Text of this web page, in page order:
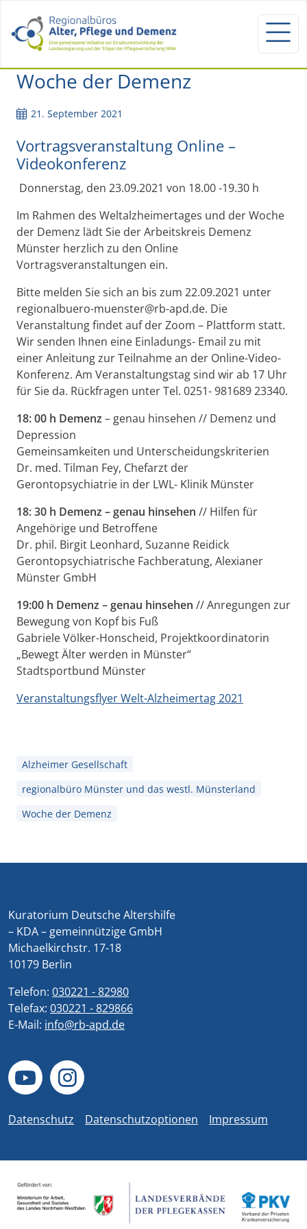
Woche der Demenz
21. September 2021
Vortragsveranstaltung Online –
Videokonferenz
Donnerstag, den 23.09.2021 von 18.00 -19.30 h
Im Rahmen des Weltalzheimertages und der Woche
der Demenz lädt Sie der Arbeitskreis Demenz
Münster herzlich zu den Online
Vortragsveranstaltungen ein.
Bitte melden Sie sich an bis zum 22.09.2021 unter
regionalbuero-muenster@rb-apd.de. Die
Veranstaltung findet auf der Zoom – Plattform statt.
Wir senden Ihnen eine Einladungs- Email zu mit
einer Anleitung zur Teilnahme an der Online-Video-
Konferenz. Am Veranstaltungstag sind wir ab 17 Uhr
für Sie da. Rückfragen unter Tel. 0251- 981689 23340.
18: 00 h Demenz – genau hinsehen // Demenz und
Depression
Gemeinsamkeiten und Unterscheidungskriterien
Dr. med. Tilman Fey, Chefarzt der
Gerontopsychiatrie in der LWL- Klinik Münster
18: 30 h Demenz – genau hinsehen // Hilfen für
Angehörige und Betroffene
Dr. phil. Birgit Leonhard, Suzanne Reidick
Gerontopsychiatrische Fachberatung, Alexianer
Münster GmbH
19:00 h Demenz – genau hinsehen // Anregungen zur
Bewegung von Kopf bis Fuß
Gabriele Völker-Honscheid, Projektkoordinatorin
„Bewegt Älter werden in Münster“
Stadtsportbund Münster
Veranstaltungsflyer Welt-Alzheimertag 2021
Alzheimer Gesellschaft
regionalbüro Münster und das westl. Münsterland
Woche der Demenz
Kuratorium Deutsche Altershilfe
– KDA – gemeinnützige GmbH
Michaelkirchstr. 17-18
10179 Berlin
Telefon: 030221 - 82980
Telefax: 030221 - 829866
E-Mail: info@rb-apd.de
Datenschutz Datenschutzoptionen Impressum